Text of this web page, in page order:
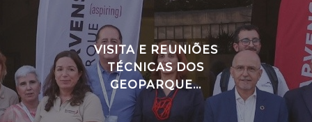
VISITA E REUNIÕES
TÉCNICAS DOS
GEOPARQUE...